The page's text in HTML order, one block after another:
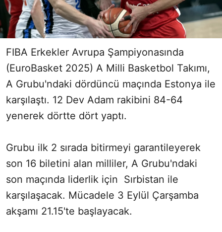
FIBA Erkekler Avrupa Şampiyonasında
(EuroBasket 2025) A Milli Basketbol Takımı,
A Grubu'ndaki dördüncü maçında Estonya ile
karşılaştı. 12 Dev Adam rakibini 84-64
yenerek dörtte dört yaptı.
Grubu ilk 2 sırada bitirmeyi garantileyerek
son 16 biletini alan milliler, A Grubu'ndaki
son maçında liderlik için Sırbistan ile
karşılaşacak. Mücadele 3 Eylül Çarşamba
akşamı 21.15'te başlayacak.